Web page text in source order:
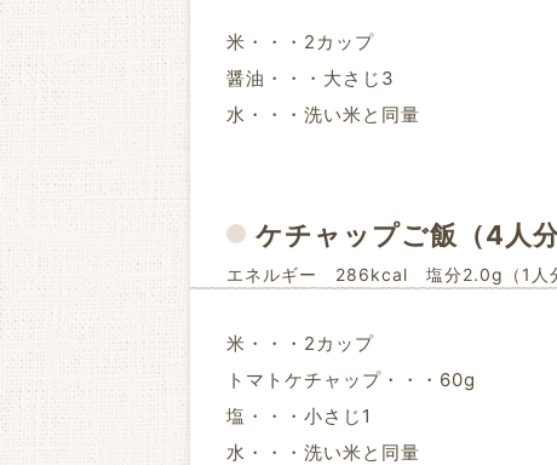
米・・・2カップ
醤油・・・大さじ3
水・・・洗い米と同量
ケチャップご飯 （4人分
エネルギー 286kcal 塩分2.0g（1人
米・・・2カップ
トマトケチャップ・・・60g
塩・・・小さじ1
水・・・洗い米と同量